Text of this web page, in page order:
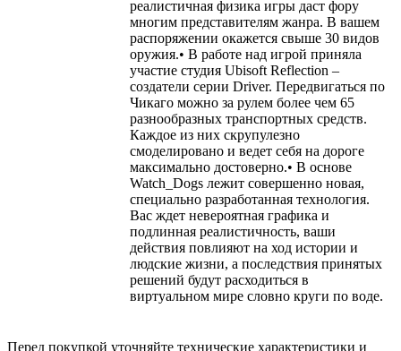
реалистичная физика игры даст фору
многим представителям жанра. В вашем
распоряжении окажется свыше 30 видов
оружия.• В работе над игрой приняла
участие студия Ubisoft Reflection –
создатели серии Driver. Передвигаться по
Чикаго можно за рулем более чем 65
разнообразных транспортных средств.
Каждое из них скрупулезно
смоделировано и ведет себя на дороге
максимально достоверно.• В основе
Watch_Dogs лежит совершенно новая,
специально разработанная технология.
Вас ждет невероятная графика и
подлинная реалистичность, ваши
действия повлияют на ход истории и
людские жизни, а последствия принятых
решений будут расходиться в
виртуальном мире словно круги по воде.
Перед покупкой уточняйте технические характеристики и